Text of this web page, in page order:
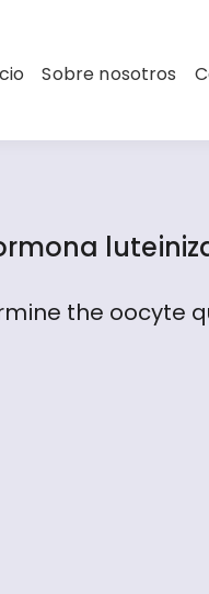
Sobre nosotros
the oocyte